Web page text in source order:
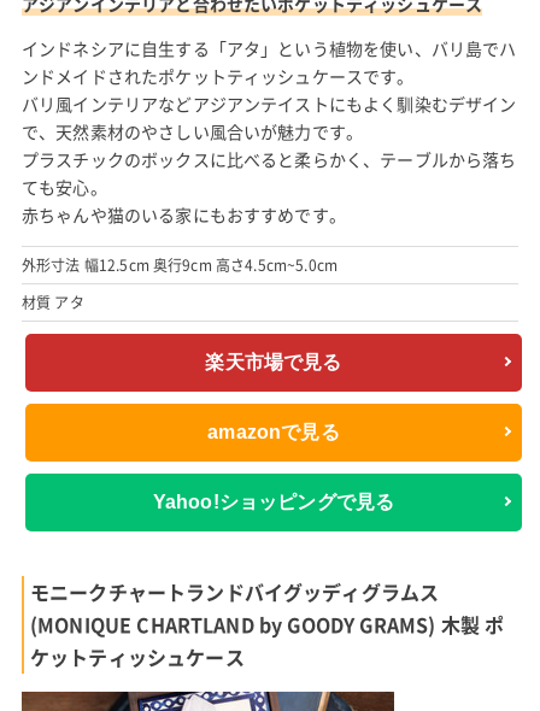
インドネシアに自生する「アタ」という植物を使い、バリ島でハ
ンドメイドされたポケットティッシュケースです。
バリ風インテリアなどアジアンテイストにもよく馴染むデザイン
で、天然素材のやさしい風合いが魅力です。
プラスチックのボックスに比べると柔らかく、テーブルから落ち
ても安心。
赤ちゃんや猫のいる家にもおすすめです。
外形寸法 幅12.5cm 奥行9cm 高さ4.5cm~5.0cm
材質 アタ
楽天市場で見る
amazonで見る
Yahoo!ショッピングで見る
モニークチャートランドバイグッディグラムス
(MONIQUE CHARTLAND by GOODY GRAMS) 木製 ポ
ケットティッシュケース